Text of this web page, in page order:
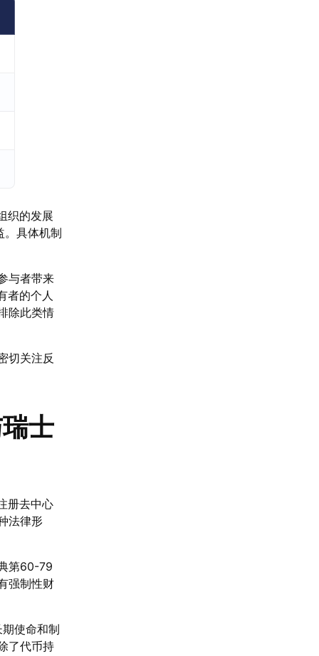
织的发展
。具体机制
与者带来
者的个人
除此类情
切关注反
士
册去中心
法律形
第60-79
强制性财
使命和制
了代币持